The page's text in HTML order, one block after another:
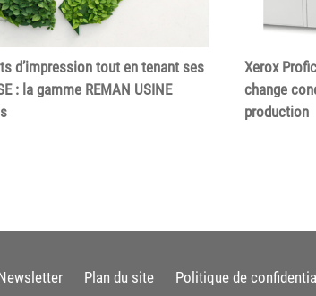
d’impression tout en tenant ses
: la gamme REMAN USINE
Xerox
change
production
Plan du site Politique de